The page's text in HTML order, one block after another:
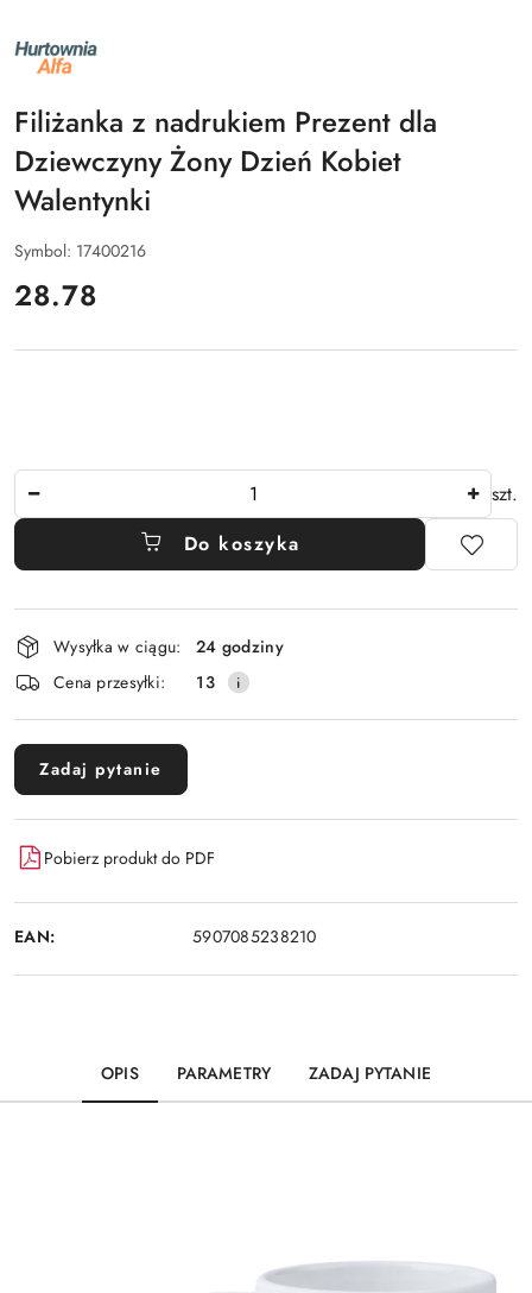
NAZWA
PRODUCENTA:
ALFA
Filiżanka z nadrukiem Prezent dla
Dziewczyny Żony Dzień Kobiet
Walentynki
Symbol: 17400216
cena:
28.78
szt.
Do koszyka
Dostępność
i
dostawa
Wysyłka w ciągu:
24 godziny
Cena przesyłki:
13
Zadaj pytanie
Pobierz produkt do PDF
EAN: 5907085238210
OPIS PARAMETRY ZADAJ PYTANIE